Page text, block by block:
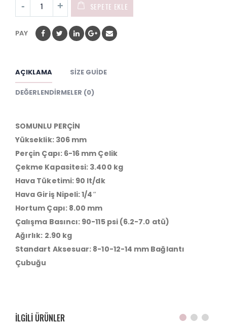
SEPETE EKLE
PAY
AÇIKLAMA SIZE GUIDE
DEĞERLENDIRMELER (0)
SOMUNLU PERÇİN
Yükseklik: 306 mm
Perçin Çapı: 6-16 mm Çelik
Çekme Kapasitesi: 3.400 kg
Hava Tüketimi: 90 lt/dk
Hava Giriş Nipeli: 1/4″
Hortum Çapı: 8.00 mm
Çalışma Basıncı: 90-115 psi (6.2-7.0 atü)
Ağırlık: 2.90 kg
Standart Aksesuar: 8-10-12-14 mm Bağlantı
Çubuğu
ILGILI ÜRÜNLER